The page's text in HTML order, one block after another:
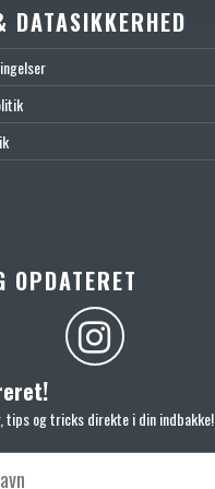
DATASIKKERHED
OPDATERET
tips og tricks direkte i din indbakke!